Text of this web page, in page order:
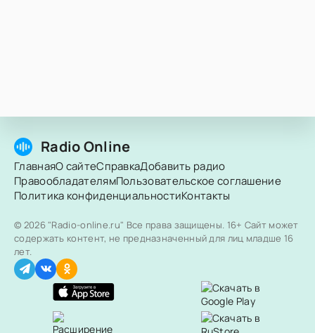
Radio Online
ГлавнаяО сайтеСправкаДобавить радио
ПравообладателямПользовательское соглашение
Политика конфиденциальностиКонтакты
© 2026 "Radio-online.ru" Все права защищены. 16+ Сайт может
содержать контент, не предназначенный для лиц младше 16
лет.